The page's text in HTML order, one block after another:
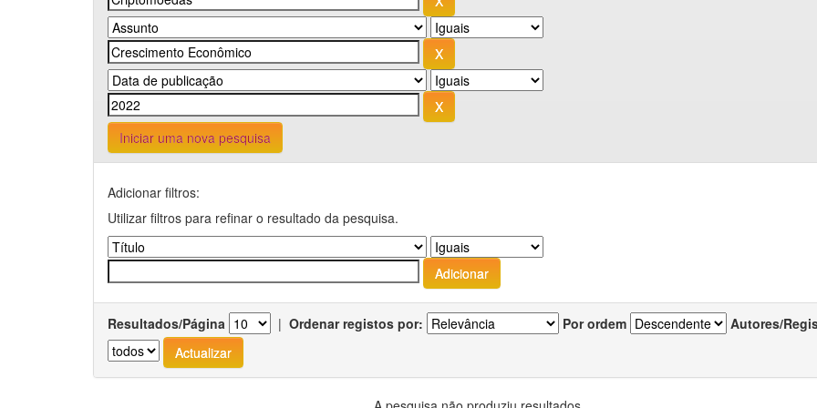
Iniciar uma nova pesquisa
Adicionar filtros:
Utilizar filtros para refinar o resultado da pesquisa.
Resultados/Página | Ordenar registos por: Por ordem Autores/